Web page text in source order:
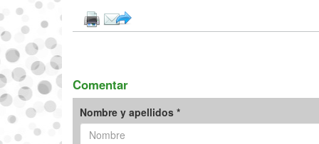
Comentar
Nombre y apellidos *